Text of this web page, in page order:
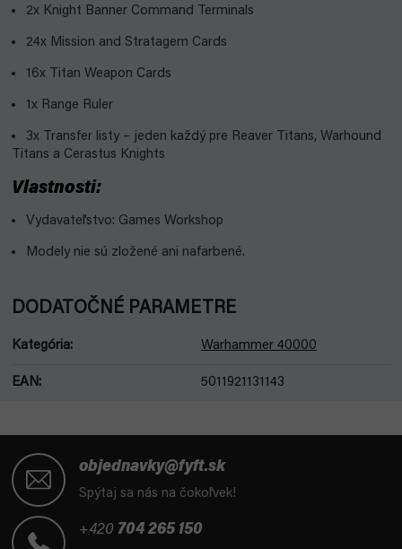
2x Knight Banner Command Terminals
24x Mission and Stratagem Cards
16x Titan Weapon Cards
1x Range Ruler
3x Transfer listy – jeden každý pre Reaver Titans, Warhound
Titans a Cerastus Knights
Vlastnosti:
Vydavateľstvo: Games Workshop
Modely nie sú zložené ani nafarbené.
DODATOČNÉ PARAMETRE
Kategória: Warhammer 40000
EAN: 5011921131143
objednavky@fyft.sk
Spýtaj sa nás na čokoľvek!
+420 704 265 150